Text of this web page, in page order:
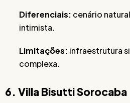
Diferenciais: cenário
intimista.
Limitações: infraestrutura
complexa.
6. Villa Bisutti Sorocaba